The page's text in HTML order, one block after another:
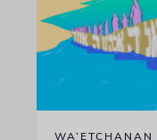
WA’ETCHANAN